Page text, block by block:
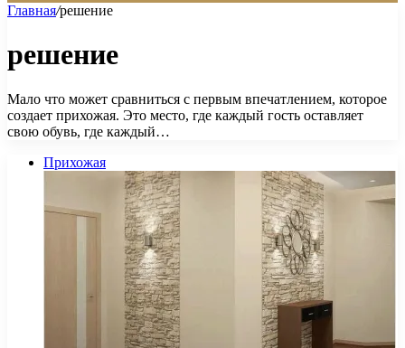
Главная/решение
решение
Мало что может сравниться с первым впечатлением, которое
создает прихожая. Это место, где каждый гость оставляет
свою обувь, где каждый…
Прихожая